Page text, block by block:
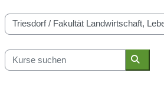
Kursbereiche
Kurse suchen
Kurse